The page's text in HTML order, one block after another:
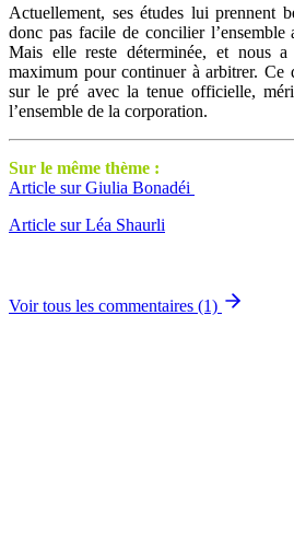
Actuellement, ses études lui prennent
donc pas facile de concilier l’ensemble
Mais elle reste déterminée, et nous a
maximum pour continuer à arbitrer. Ce
sur le pré avec la tenue officielle,
l’ensemble de la corporation.
Sur le même thème :
Article sur Giulia Bonadéi
Article sur Léa Shaurli
Voir tous les commentaires (1)